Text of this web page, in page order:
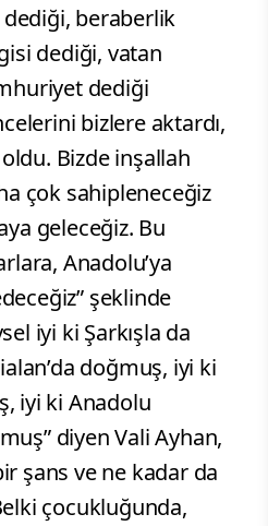
beraberlik
dediği, vatan
dediği
bizlere aktardı,
Bizde inşallah
çok sahipleneceğiz
geleceğiz. Bu
Anadolu’ya
şeklinde
iyi ki Şarkışla da
doğmuş, iyi ki
iyi ki Anadolu
diyen Vali Ayhan,
şans ve ne kadar da
çocukluğunda,